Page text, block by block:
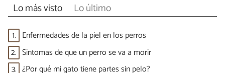
Lo más visto Lo último
1. Enfermedades de la piel en los perros
2. Síntomas de que un perro se va a morir
3. ¿Por qué mi gato tiene partes sin pelo?